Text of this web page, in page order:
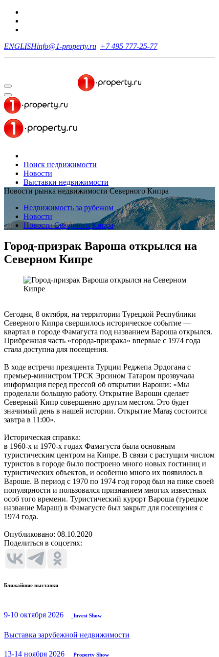
ENGLISHinfo@1-property.ru +7 495 777-25-77
Поиск недвижимости
Новости
Выставки недвижимости
Новости рынка недвижимости Северного Кипра
Недвижимость за рубежом
Новости
Новости Северного Кипра
Город-призрак Вароша открылся на
Северном Кипре
Сегодня, 8 октября, на территории Турецкой Республики
Северного Кипра свершилось историческое событие —
квартал в городе Фамагуста под названием Вароша открылся.
Прибрежная часть «города-призрака» впервые с 1974 года
стала доступна для посещения.
В ходе встречи президента Турции Реджепа Эрдогана с
премьер-министром ТРСК Эрсином Татаром прозвучала
информация перед прессой об открытии Вароши: «Мы
проделали большую работу. Открытие Вароши сделает
Северный Кипр совершенно другим местом. Это будет
значимый день в нашей истории. Открытие Maraş состоится
завтра в 11:00».
Историческая справка:
в 1960-х и 1970-х годах Фамагуста была основным
туристическим центром на Кипре. В связи с растущим числом
туристов в городе было построено много новых гостиниц и
туристических объектов, и особенно много их появилось в
Вароше. В период с 1970 по 1974 год город был на пике своей
популярности и пользовался признанием многих известных
особ того времени. Туристический курорт Вароша (турецкое
название Мараш) в Фамагусте был закрыт для посещения с
1974 года.
Опубликовано: 08.10.2020
Поделиться в соцсетях:
Ближайшие выставки
9-10 октября 2026 Invest Show
Выставка зарубежной недвижимости
13-14 ноября 2026 Property Show